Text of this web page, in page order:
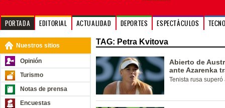
PORTADA EDITORIAL ACTUALIDAD DEPORTES ESPECTÁCULOS
Nuestros sitios
Opinión
Turismo
Notas de prensa
Encuestas
TAG: Petra Kvitova
Abierto de
ante Azarenka
Tenista rusa